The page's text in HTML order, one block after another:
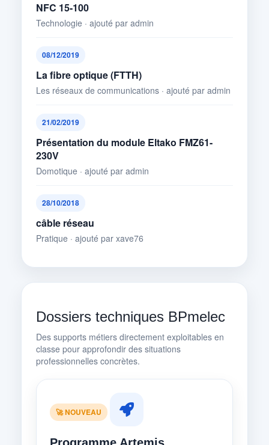
NFC 15-100
Technologie · ajouté par admin
08/12/2019
La fibre optique (FTTH)
Les réseaux de communications · ajouté par admin
21/02/2019
Présentation du module Eltako FMZ61-
230V
Domotique · ajouté par admin
28/10/2018
câble réseau
Pratique · ajouté par xave76
Dossiers techniques BPmelec
Des supports métiers directement exploitables en
classe pour approfondir des situations
professionnelles concrètes.
🚀 NOUVEAU